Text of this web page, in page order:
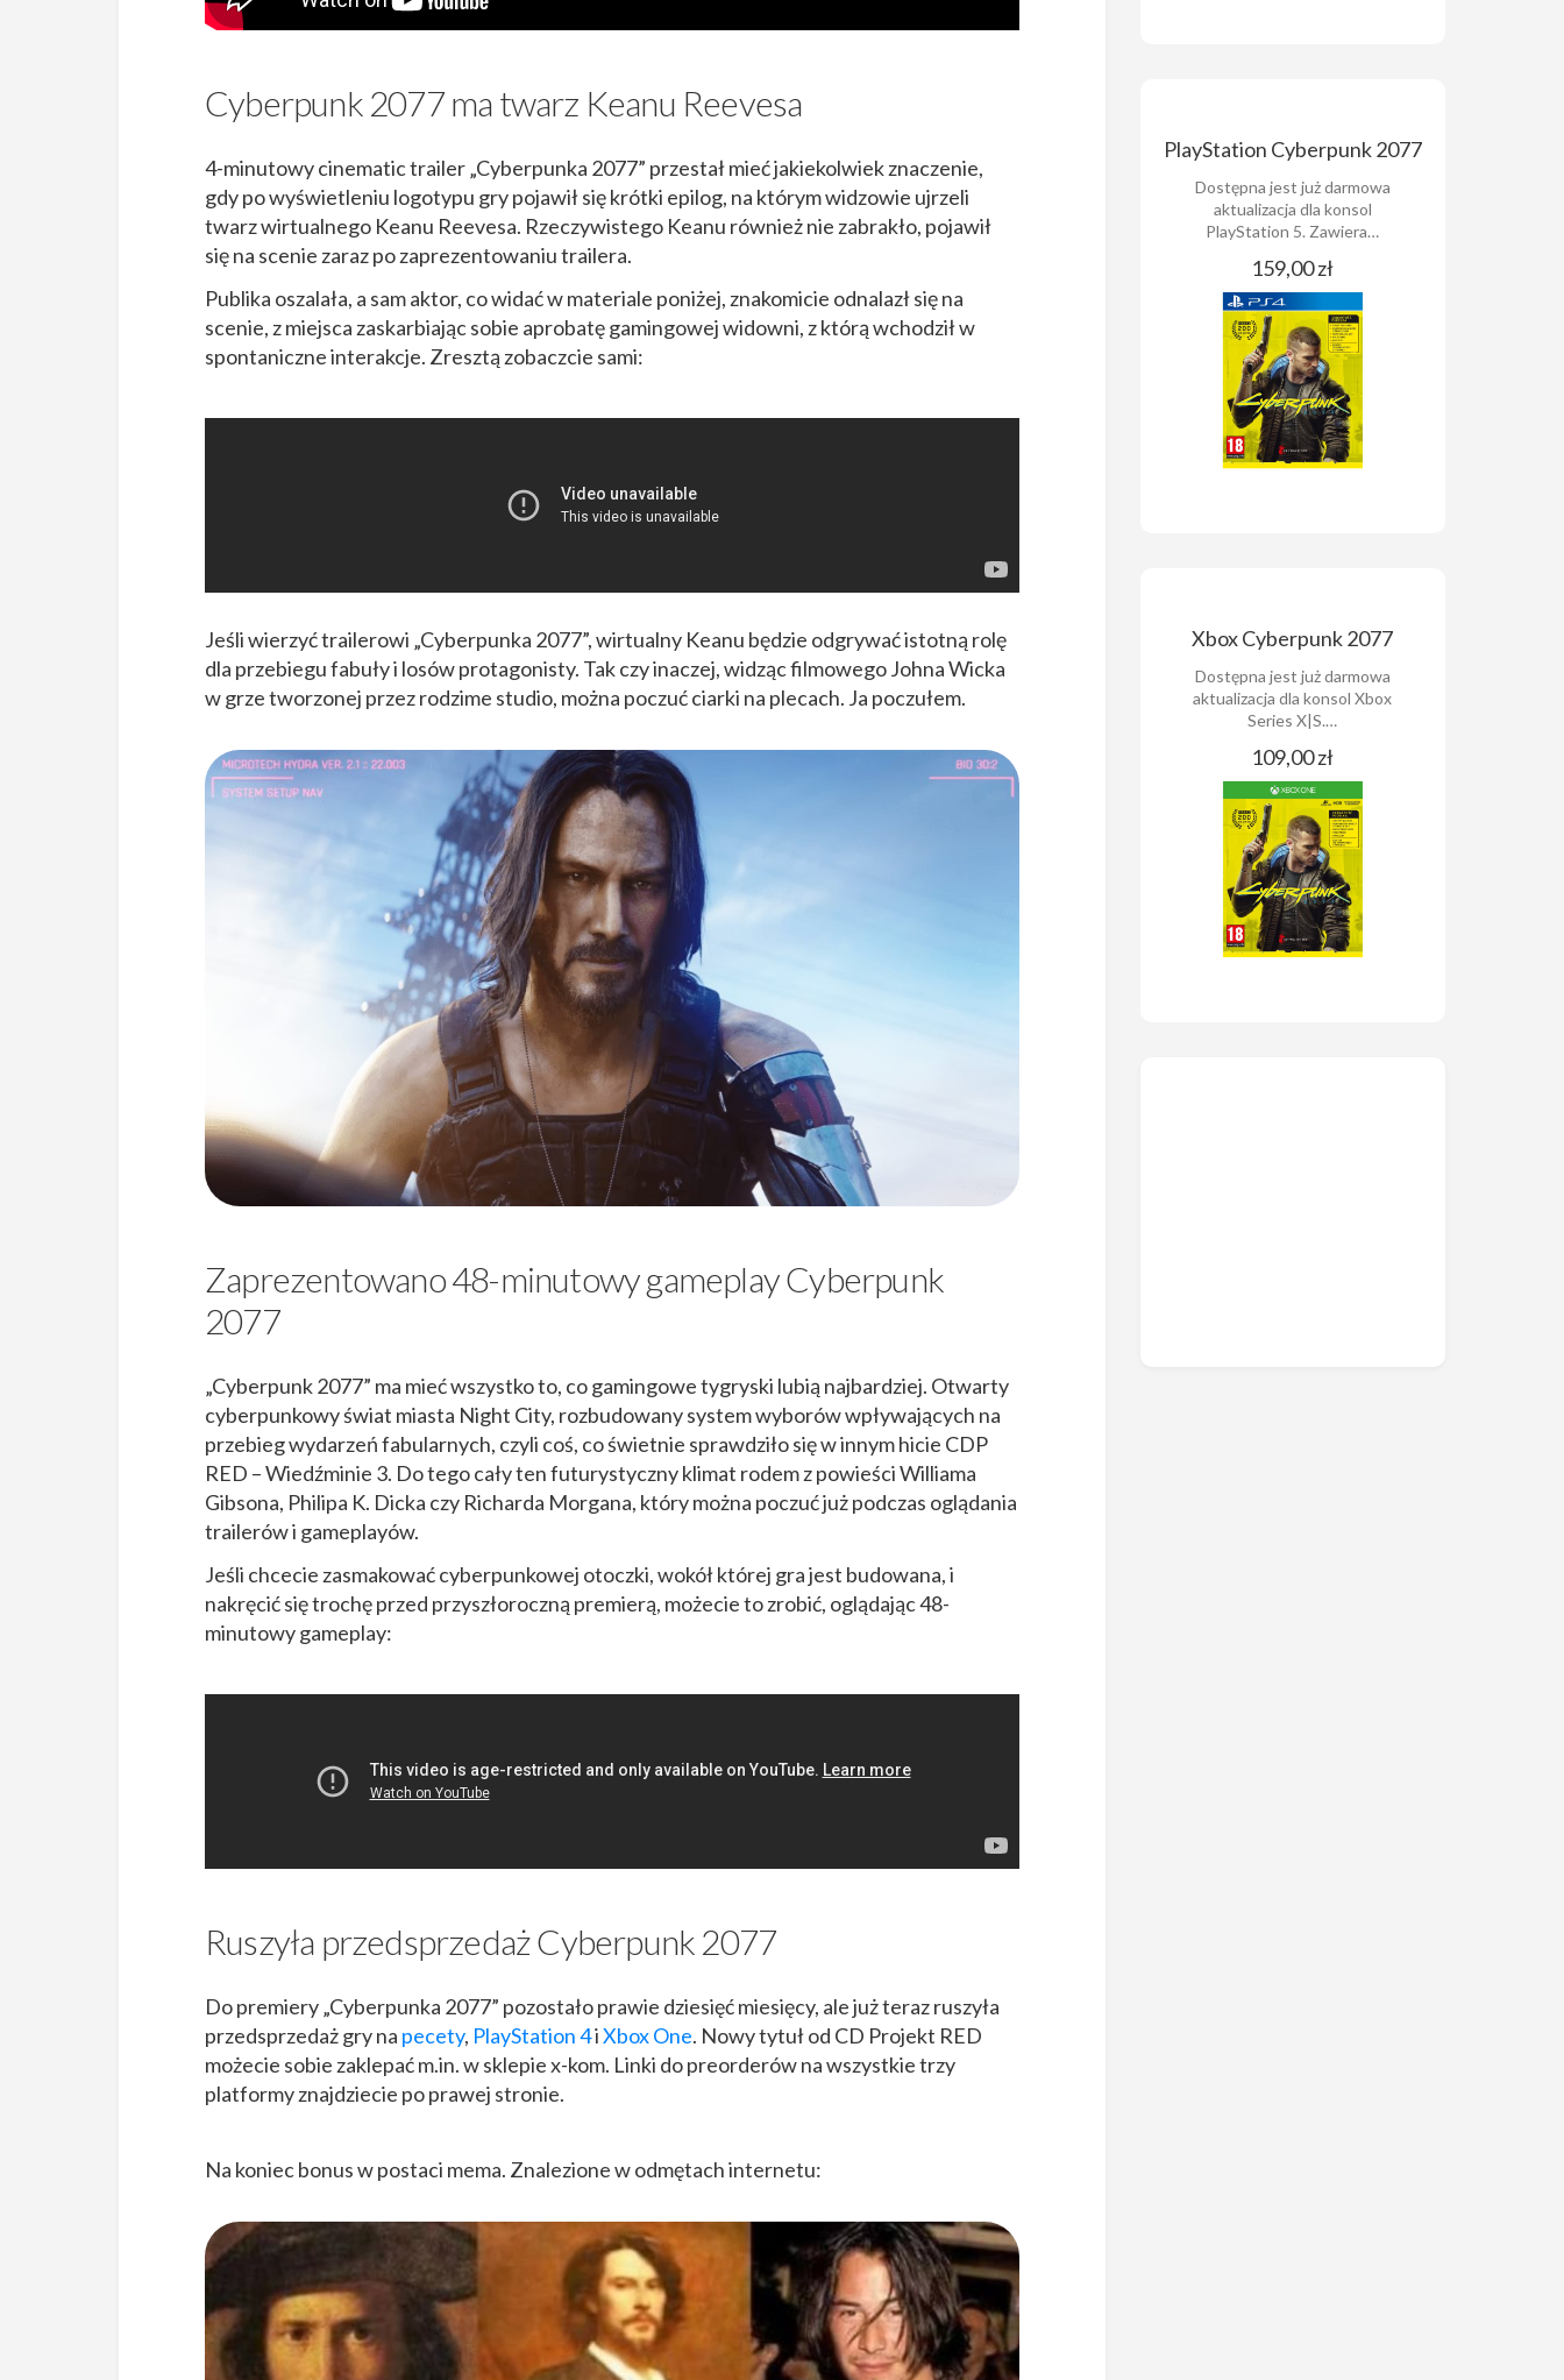
Cyberpunk 2077 ma twarz Keanu Reevesa
4-minutowy cinematic trailer „Cyberpunka 2077” przestał mieć jakiekolwiek znaczenie,
gdy po wyświetleniu logotypu gry pojawił się krótki epilog, na którym widzowie ujrzeli
twarz wirtualnego Keanu Reevesa. Rzeczywistego Keanu również nie zabrakło, pojawił
się na scenie zaraz po zaprezentowaniu trailera.
Publika oszalała, a sam aktor, co widać w materiale poniżej, znakomicie odnalazł się na
scenie, z miejsca zaskarbiając sobie aprobatę gamingowej widowni, z którą wchodził w
spontaniczne interakcje. Zresztą zobaczcie sami:
Jeśli wierzyć trailerowi „Cyberpunka 2077”, wirtualny Keanu będzie odgrywać istotną rolę
dla przebiegu fabuły i losów protagonisty. Tak czy inaczej, widząc filmowego Johna Wicka
w grze tworzonej przez rodzime studio, można poczuć ciarki na plecach. Ja poczułem.
Zaprezentowano 48-minutowy gameplay Cyberpunk
2077
„Cyberpunk 2077” ma mieć wszystko to, co gamingowe tygryski lubią najbardziej. Otwarty
cyberpunkowy świat miasta Night City, rozbudowany system wyborów wpływających na
przebieg wydarzeń fabularnych, czyli coś, co świetnie sprawdziło się w innym hicie CDP
RED – Wiedźminie 3. Do tego cały ten futurystyczny klimat rodem z powieści Williama
Gibsona, Philipa K. Dicka czy Richarda Morgana, który można poczuć już podczas oglądania
trailerów i gameplayów.
Jeśli chcecie zasmakować cyberpunkowej otoczki, wokół której gra jest budowana, i
nakręcić się trochę przed przyszłoroczną premierą, możecie to zrobić, oglądając 48-
minutowy gameplay:
Ruszyła przedsprzedaż Cyberpunk 2077
Do premiery „Cyberpunka 2077” pozostało prawie dziesięć miesięcy, ale już teraz ruszyła
przedsprzedaż gry na pecety, PlayStation 4iXbox One. Nowy tytuł od CD Projekt RED
możecie sobie zaklepać m.in. w sklepie x-kom. Linki do preorderów na wszystkie trzy
platformy znajdziecie po prawej stronie.
Na koniec bonus w postaci mema. Znalezione w odmętach internetu:
PlayStation Cyberpunk 2077
Dostępna jest już darmowa
aktualizacja dla konsol
PlayStation 5. Zawiera…
159,00 zł
Xbox Cyberpunk 2077
Dostępna jest już darmowa
aktualizacja dla konsol Xbox
Series X|S.…
109,00 zł